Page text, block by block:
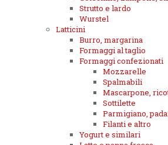
Strutto e lardo
Wurstel
Latticini
Burro, margarina
Formaggi al taglio
Formaggi confezionati
Mozzarelle
Spalmabili
Mascarpone,
Sottilette
Parmigiano,
Filanti e altro
Yogurt e similari